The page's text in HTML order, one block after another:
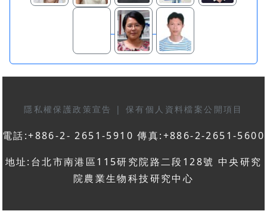
隱私權保護政策宣告 | 保有個人資料檔案公開項目
電話:+886-2- 2651-5910 傳真:+886-2-2651-5600
地址:台北市南港區115研究院路二段128號 中央研究
院農業生物科技研究中心